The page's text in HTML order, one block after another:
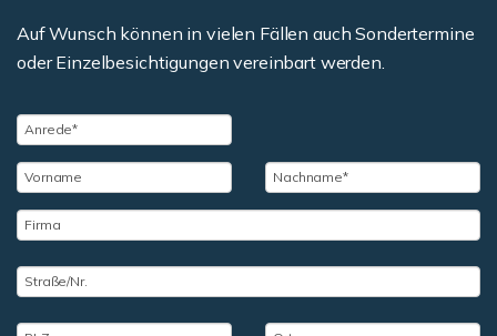
Auf Wunsch können in vielen Fällen auch Sondertermine
oder Einzelbesichtigungen vereinbart werden.